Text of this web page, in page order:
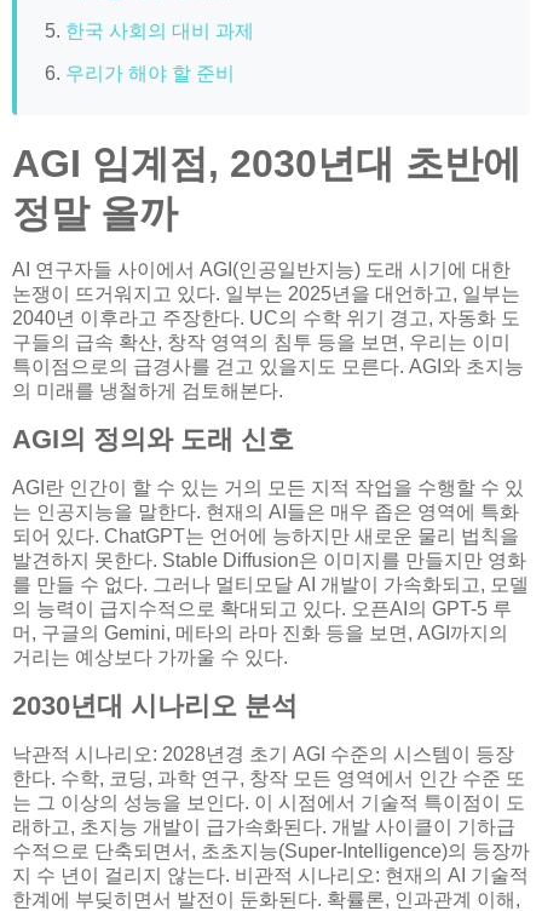
한국 사회의 대비 과제
우리가 해야 할 준비
AGI 임계점, 2030년대 초반에
정말 올까
AI 연구자들 사이에서 AGI(인공일반지능) 도래 시기에 대한
논쟁이 뜨거워지고 있다. 일부는 2025년을 대언하고, 일부는
2040년 이후라고 주장한다. UC의 수학 위기 경고, 자동화 도
구들의 급속 확산, 창작 영역의 침투 등을 보면, 우리는 이미
특이점으로의 급경사를 걷고 있을지도 모른다. AGI와 초지능
의 미래를 냉철하게 검토해본다.
AGI의 정의와 도래 신호
AGI란 인간이 할 수 있는 거의 모든 지적 작업을 수행할 수 있
는 인공지능을 말한다. 현재의 AI들은 매우 좁은 영역에 특화
되어 있다. ChatGPT는 언어에 능하지만 새로운 물리 법칙을
발견하지 못한다. Stable Diffusion은 이미지를 만들지만 영화
를 만들 수 없다. 그러나 멀티모달 AI 개발이 가속화되고, 모델
의 능력이 급지수적으로 확대되고 있다. 오픈AI의 GPT-5 루
머, 구글의 Gemini, 메타의 라마 진화 등을 보면, AGI까지의
거리는 예상보다 가까울 수 있다.
2030년대 시나리오 분석
낙관적 시나리오: 2028년경 초기 AGI 수준의 시스템이 등장
한다. 수학, 코딩, 과학 연구, 창작 모든 영역에서 인간 수준 또
는 그 이상의 성능을 보인다. 이 시점에서 기술적 특이점이 도
래하고, 초지능 개발이 급가속화된다. 개발 사이클이 기하급
수적으로 단축되면서, 초초지능(Super-Intelligence)의 등장까
지 수 년이 걸리지 않는다. 비관적 시나리오: 현재의 AI 기술적
한계에 부딪히면서 발전이 둔화된다. 확률론, 인과관계 이해,